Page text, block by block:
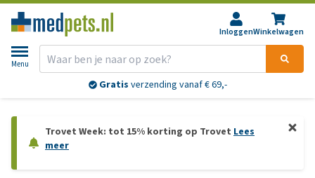
InloggenWinkelwagen
Menu
Gratis verzending vanaf € 69,-
Trovet Week: tot 15% korting op Trovet Lees
meer